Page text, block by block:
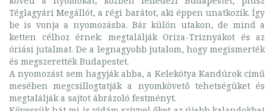
Téglagyári Megállót, a régi barátot, aki éppen unatkozik. Így
be is vonja a nyomozásba. Bár külön utakon, de mind a
ketten célhoz érnek: megtalálják Oriza-Triznyákot és az
óriási jutalmat. De a legnagyobb jutalom, hogy megismerték
és megszerették Budapestet.
A nyomozást sem hagyják abba, a Kelekótya Kandúrok című
mesében megcsillogtatják a nyomkövető tehetségüket és
megtalálják a sajtot ábrázoló festményt.